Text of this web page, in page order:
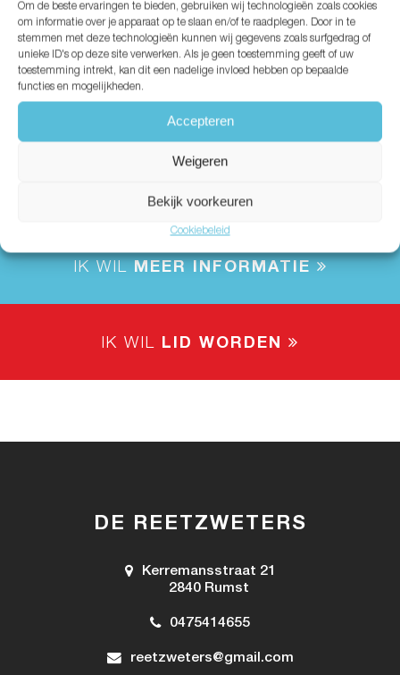
Om de beste ervaringen te bieden, gebruiken wij technologieën zoals cookies
om informatie over je apparaat op te slaan en/of te raadplegen. Door in te
stemmen met deze technologieën kunnen wij gegevens zoals surfgedrag of
unieke ID's op deze site verwerken. Als je geen toestemming geeft of uw
toestemming intrekt, kan dit een nadelige invloed hebben op bepaalde
functies en mogelijkheden.
Accepteren
Weigeren
Bekijk voorkeuren
Cookiebeleid
WACHTWOORD*
Wachtwoord vergeten?
IK WIL MEER INFORMATIE
IK WIL LID WORDEN
DE REETZWETERS
Kerremansstraat 21
2840 Rumst
0475414655
reetzweters@gmail.com